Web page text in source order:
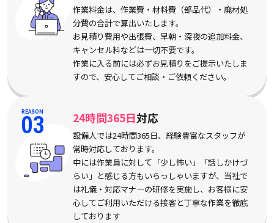
作業料金は、作業費・材料費（部品代）・廃材処
分費の合計で算出いたします。
お見積り費用や出張費、早朝・深夜の追加料金、
キャンセル料などは一切不要です。
作業に入る前には必ずお見積りをご提示いたしま
すので、安心してご相談・ご依頼ください。
REASON
03 24時間365日対応
設備人では24時間365日、経験豊富なスタッフが
常時対応しております。
中には作業員に対して「少し怖い」「話しかけづ
らい」と感じる方もいらっしゃいますが、当社で
は礼儀・対応マナーの研修を実施し、お客様に安
心してご利用いただける接客と丁寧な作業を徹底
しております